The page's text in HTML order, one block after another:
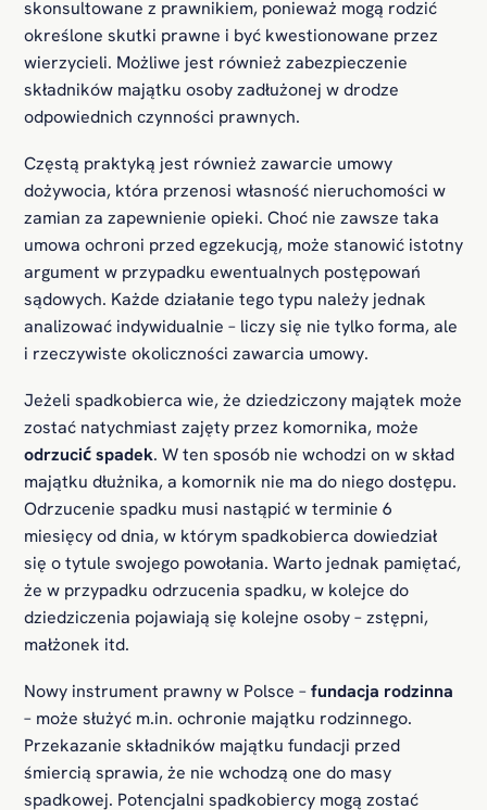
skonsultowane z prawnikiem, ponieważ mogą rodzić
określone skutki prawne i być kwestionowane przez
wierzycieli. Możliwe jest również zabezpieczenie
składników majątku osoby zadłużonej w drodze
odpowiednich czynności prawnych.
Częstą praktyką jest również zawarcie umowy
dożywocia, która przenosi własność nieruchomości w
zamian za zapewnienie opieki. Choć nie zawsze taka
umowa ochroni przed egzekucją, może stanowić istotny
argument w przypadku ewentualnych postępowań
sądowych. Każde działanie tego typu należy jednak
analizować indywidualnie – liczy się nie tylko forma, ale
i rzeczywiste okoliczności zawarcia umowy.
Jeżeli spadkobierca wie, że dziedziczony majątek może
zostać natychmiast zajęty przez komornika, może
odrzucić spadek. W ten sposób nie wchodzi on w skład
majątku dłużnika, a komornik nie ma do niego dostępu.
Odrzucenie spadku musi nastąpić w terminie 6
miesięcy od dnia, w którym spadkobierca dowiedział
się o tytule swojego powołania. Warto jednak pamiętać,
że w przypadku odrzucenia spadku, w kolejce do
dziedziczenia pojawiają się kolejne osoby – zstępni,
małżonek itd.
Nowy instrument prawny w Polsce –fundacja rodzinna
– może służyć m.in. ochronie majątku rodzinnego.
Przekazanie składników majątku fundacji przed
śmiercią sprawia, że nie wchodzą one do masy
spadkowej. Potencjalni spadkobiercy mogą zostać